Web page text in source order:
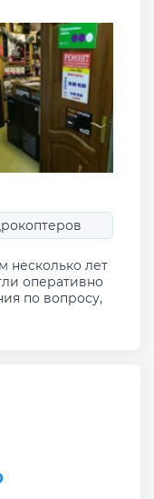
несколько лет
оперативно
по вопросу,